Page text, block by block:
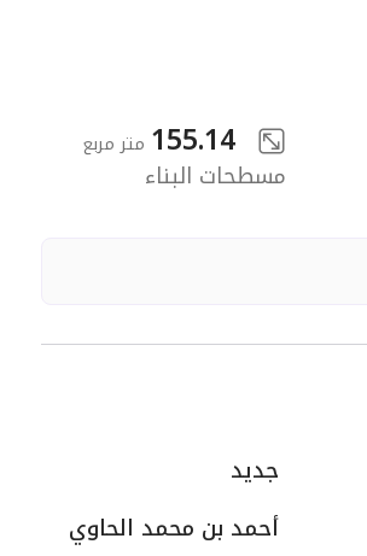
155.14 متر مربع
مسطحات البناء
جديد
أحمد بن محمد الحاوي